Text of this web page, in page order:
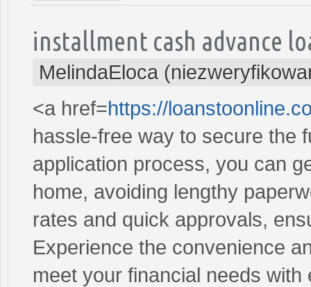
installment cash advance
MelindaEloca
<a href=https://
hassle-free way to secure the
application process, you can
home, avoiding lengthy
rates and quick approvals,
Experience the convenience
meet your financial needs with